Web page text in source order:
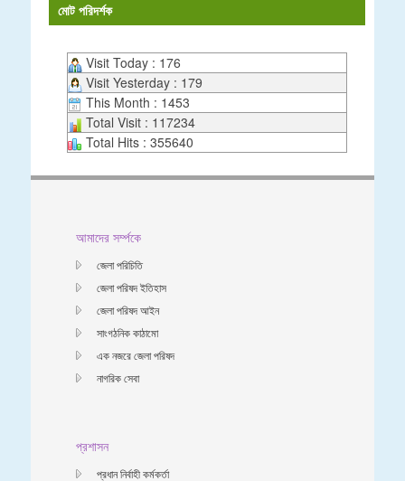
মোট পরিদর্শক
Visit Today : 176
Visit Yesterday : 179
This Month : 1453
Total Visit : 117234
Total Hits : 355640
আমাদের সর্ম্পকে
জেলা পরিচিতি
জেলা পরিষদ ইতিহাস
জেলা পরিষদ আইন
সাংগঠনিক কাঠামো
এক নজরে জেলা পরিষদ
নাগরিক সেবা
প্রশাসন
প্রধান নির্বাহী কর্মকর্তা